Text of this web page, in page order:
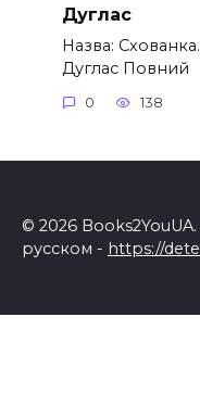
Дуглас
Назва:
Дуглас Повний
0 138
© 2026
русском - https://